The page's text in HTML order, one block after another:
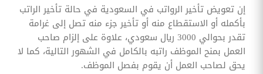
إن تعويض تأخير الرواتب في السعودية في حالة تأخير الراتب
بأكمله أو الاستقطاع منه أو تأخير جزء منه تصل إلى غرامة
تقدر بحوالي 3000 ريال سعودي، علاوة على إلزام صاحب
العمل بمنح الموظف راتبه بالكامل في الشهور التالية، كما لا
يحق لصاحب العمل أن يقوم بفصل الموظف.